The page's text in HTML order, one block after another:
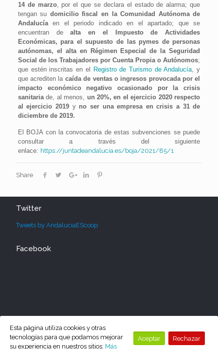
14 de marzo, por el que se declara el estado de alarma; que
tengan su domicilio fiscal en la Comunidad Autónoma de
Andalucíaen el periodo indicado en el apartado; que se
encuentran dealta en el Impuesto de Actividades
Económicas, para el supuesto de las pymes de personas
autónomas, el alta en Régimen Especial de la Seguridad
Social de los Trabajadores por Cuenta Propia o Autónomos;
que estén inscritas en el
Registro de Turismo de Andalucía, y
que acrediten lacaída de ventas o ingresos provocada por el
impacto económico negativo ocasionado por la crisis
sanitariade, al menos, un 20%, en el ejercicio 2020 respecto
al ejercicio 2019 y no ser una empresa en crisis a 31 de
diciembre de 2019.
El BOJA con la convocatoria de estas subvenciones se puede
consultar a través del siguiente
enlace: https://juntadeandalucia.es/boja/2021/85/1
Share
Twitter
Tweets by AndaluciaEScoop
Facebook
Esta página utiliza cookies y otras
tecnologías para que podamos mejorar
su experiencia en nuestros sitios: Más
Aceptar Rechazar